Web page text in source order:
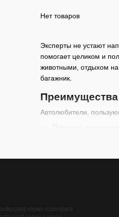
Эксперты не устают
помогает целиком и
животными, отдыхом на
багажник.
Преимущества
Автолюбители,
Позволяет
Дает возможность
и животными,
Нет товаров